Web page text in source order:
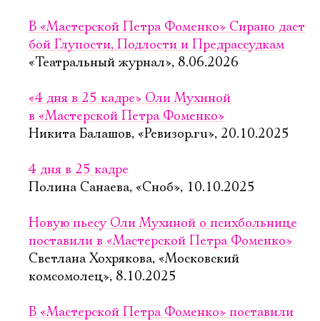
В «Мастерской Петра Фоменко» Сирано даст
бой Глупости, Подлости и Предрассудкам
«Театральный журнал», 8.06.2026
«4 дня в 25 кадре» Оли Мухиной
в «Мастерской Петра Фоменко»
Никита Балашов, «Ревизор.ru», 20.10.2025
4 дня в 25 кадре
Полина Санаева, «Сноб», 10.10.2025
Новую пьесу Оли Мухиной о психбольнице
поставили в «Мастерской Петра Фоменко»
Светлана Хохрякова, «Московский
комсомолец», 8.10.2025
В «Мастерской Петра Фоменко» поставили